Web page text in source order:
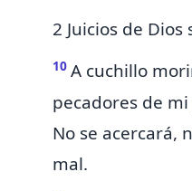
2 Juicios de Dios
10 A cuchillo
pecadores de
No se acercará,
mal.